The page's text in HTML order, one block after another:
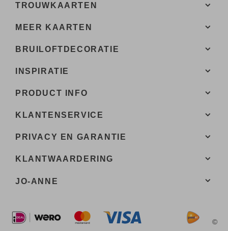
TROUWKAARTEN
MEER KAARTEN
BRUILOFTDECORATIE
INSPIRATIE
PRODUCT INFO
KLANTENSERVICE
PRIVACY EN GARANTIE
KLANTWAARDERING
JO-ANNE
©